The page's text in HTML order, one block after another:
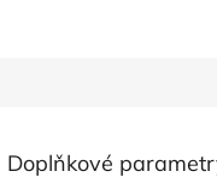
Doplňkové